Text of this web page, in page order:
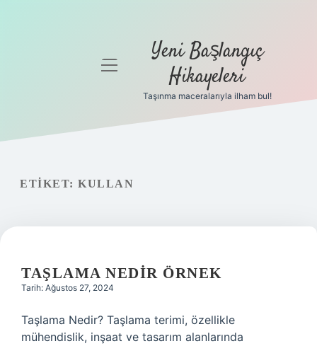
Gizlilik
Yasal Uyarı
Hakkımızda
menüyü
Yeni Başlangıç
Hikayeleri
Taşınma maceralarıyla ilham bul!
ETIKET: KULLAN
TAŞLAMA NEDIR ÖRNEK
Tarih: Ağustos 27, 2024
Taşlama Nedir? Taşlama terimi, özellikle
mühendislik, inşaat ve tasarım alanlarında